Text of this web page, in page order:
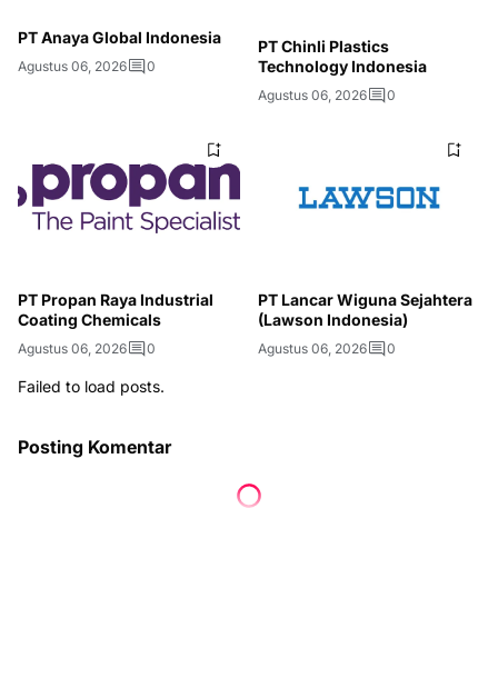
PT Anaya Global Indonesia
Agustus 06, 2026 0
PT Chinli Plastics
Technology Indonesia
Agustus 06, 2026 0
PT Propan Raya Industrial
Coating Chemicals
Agustus 06, 2026 0
PT Lancar Wiguna Sejahtera
(Lawson Indonesia)
Agustus 06, 2026 0
Failed to load posts.
Posting Komentar